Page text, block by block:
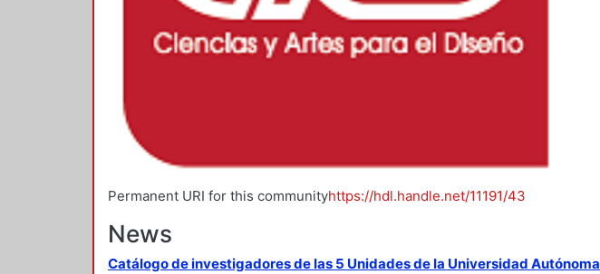
Permanent URI for this communityhttps://hdl.handle.net/11191/43
News
Catálogo de investigadores de las 5 Unidades de la Universidad